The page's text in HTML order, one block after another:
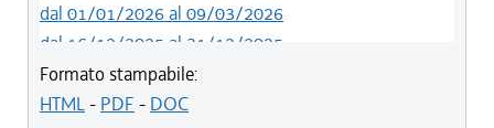
dal 01/01/2026 al 09/03/2026
dal 16/12/2025 al 31/12/2025
dal 05/06/2025 al 15/12/2025
Formato stampabile:
HTML- PDF - DOC